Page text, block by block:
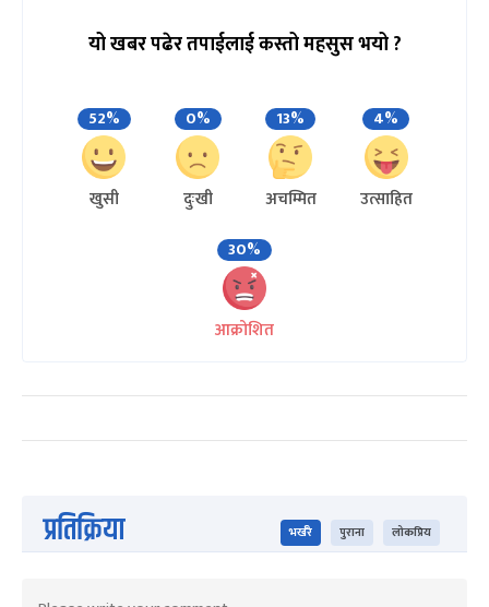
यो खबर पढेर तपाईलाई कस्तो महसुस भयो ?
52%
खुसी
0%
दुःखी
13%
अचम्मित
4%
उत्साहित
30%
आक्रोशित
प्रतिक्रिया भर्खरै पुराना लोकप्रिय